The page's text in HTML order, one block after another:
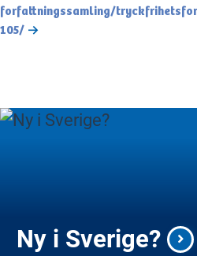
forfattningssamling/
105/
Ny i Sverige?